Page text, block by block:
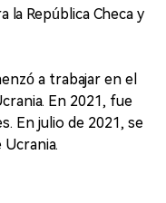
República Checa y
a trabajar en el
En 2021, fue
En julio de 2021, se